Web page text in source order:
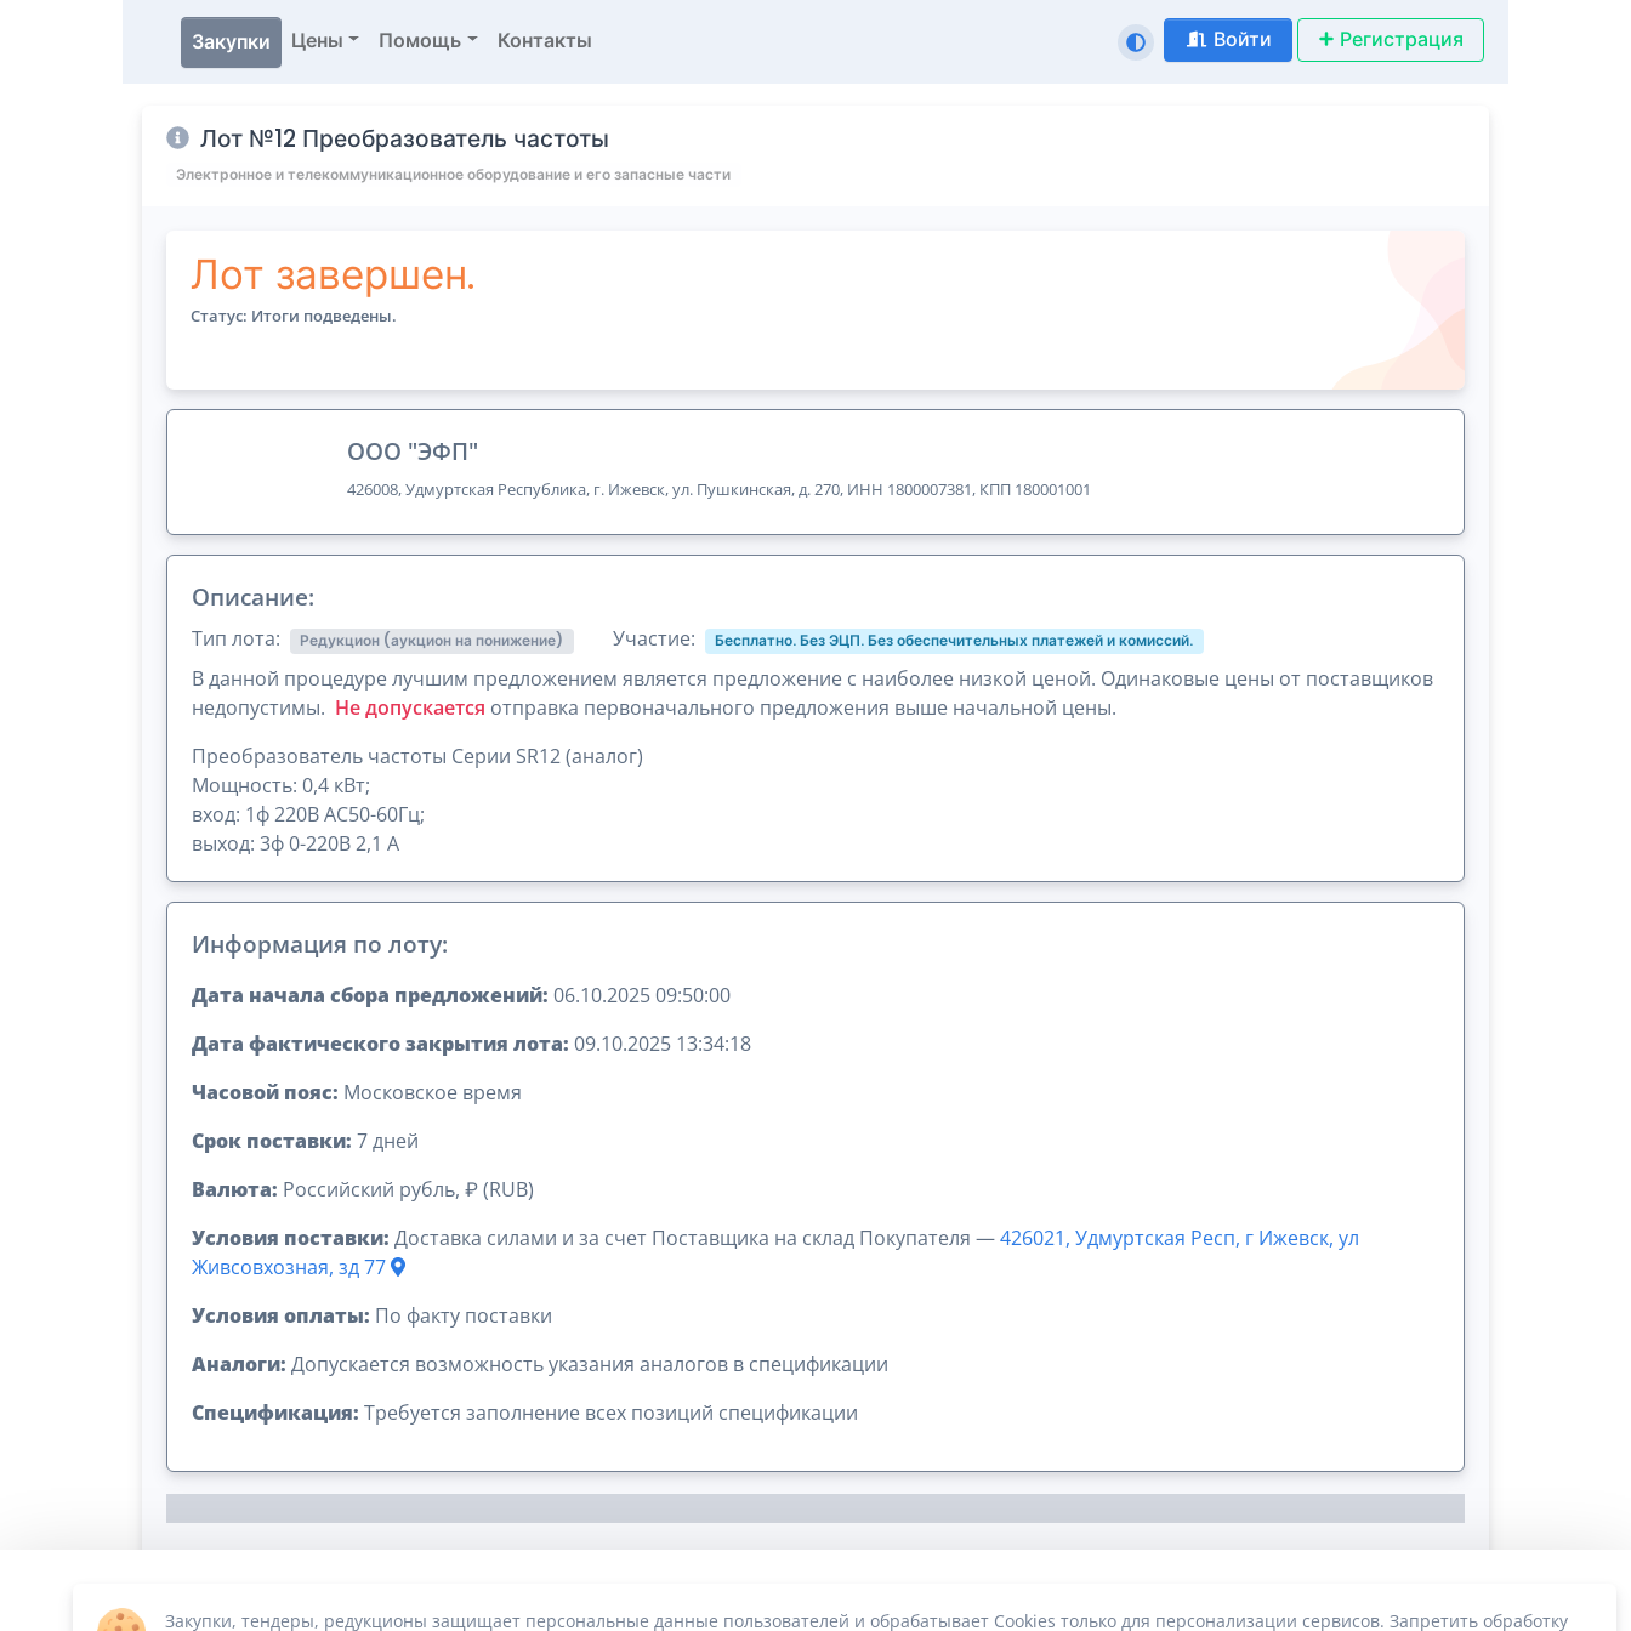
Закупки Цены Помощь Контакты Войти Регистрация
Лот №12 Преобразователь частоты
Электронное и телекоммуникационное оборудование и его запасные части
Лот завершен.
Статус: Итоги подведены.
ООО "ЭФП"
426008, Удмуртская Республика, г. Ижевск, ул. Пушкинская, д. 270, ИНН 1800007381, КПП 180001001
Описание:
Тип лота: Редукцион (аукцион на понижение) Участие: Бесплатно. Без ЭЦП. Без обеспечительных платежей и комиссий.
В данной процедуре лучшим предложением является предложение с наиболее низкой ценой. Одинаковые цены от поставщиков
недопустимы. Не допускается отправка первоначального предложения выше начальной цены.
Преобразователь частоты Серии SR12 (аналог)
Мощность: 0,4 кВт;
вход: 1ф 220В АС50-60Гц;
выход: 3ф 0-220В 2,1 А
Информация по лоту:
Дата начала сбора предложений: 06.10.2025 09:50:00
Дата фактического закрытия лота: 09.10.2025 13:34:18
Часовой пояс: Московское время
Срок поставки: 7 дней
Валюта: Российский рубль, ₽ (RUB)
Условия поставки: Доставка силами и за счет Поставщика на склад Покупателя —426021, Удмуртская Респ, г Ижевск, ул
Живсовхозная, зд 77
Условия оплаты: По факту поставки
Аналоги: Допускается возможность указания аналогов в спецификации
Спецификация: Требуется заполнение всех позиций спецификации
Закупки, тендеры, редукционы защищает персональные данные пользователей и обрабатывает Cookies только для персонализации сервисов. Запретить обработку